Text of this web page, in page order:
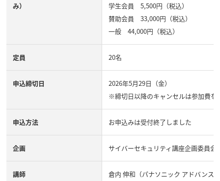
み）
学生会員 5,500円（税込）
賛助会員 33,000円（税込）
一般 44,000円（税込）
定員 20名
申込締切日
2026年5月29日（金）
※締切日以降のキャンセルは参加費を
申込方法 お申込みは受付終了しました
企画 サイバーセキュリティ講座企画委員会
講師
倉内 伸和（パナソニック アドバンス